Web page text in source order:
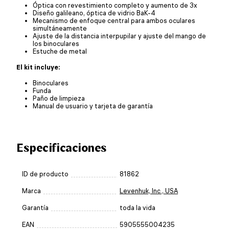
Óptica con revestimiento completo y aumento de 3x
Diseño galileano, óptica de vidrio BaK-4
Mecanismo de enfoque central para ambos oculares
simultáneamente
Ajuste de la distancia interpupilar y ajuste del mango de
los binoculares
Estuche de metal
El kit incluye:
Binoculares
Funda
Paño de limpieza
Manual de usuario y tarjeta de garantía
Especificaciones
ID de producto 81862
Marca Levenhuk, Inc., USA
Garantía toda la vida
EAN 5905555004235